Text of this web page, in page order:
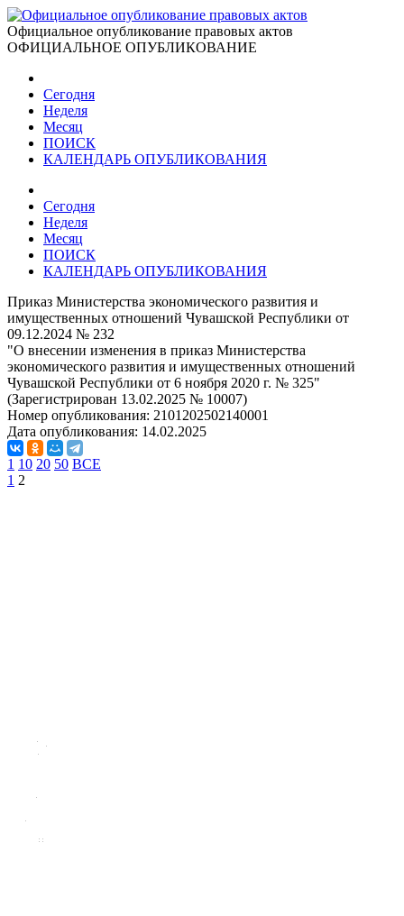
Официальное опубликование правовых актов
ОФИЦИАЛЬНОЕ ОПУБЛИКОВАНИЕ
Сегодня
Неделя
Месяц
ПОИСК
КАЛЕНДАРЬ ОПУБЛИКОВАНИЯ
Сегодня
Неделя
Месяц
ПОИСК
КАЛЕНДАРЬ ОПУБЛИКОВАНИЯ
Приказ Министерства экономического развития и
имущественных отношений Чувашской Республики от
09.12.2024 № 232
"О внесении изменения в приказ Министерства
экономического развития и имущественных отношений
Чувашской Республики от 6 ноября 2020 г. № 325"
(Зарегистрирован 13.02.2025 № 10007)
Номер опубликования: 2101202502140001
Дата опубликования: 14.02.2025
1 10 20 50 ВСЕ
1 2